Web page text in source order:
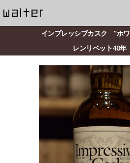
インプレッシブカスク ”ホ
レンリベット40